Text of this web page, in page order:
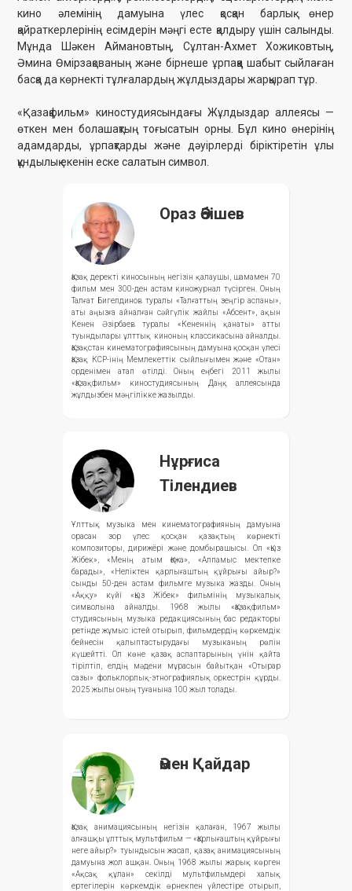
Ораз Әбішев
Қазақ деректі киносының негізін қалаушы, шамамен 70
фильм мен 300-ден астам киножурнал түсірген. Оның
Талғат Бигелдинов туралы «Талғаттың зеңгір аспаны»,
аты аңызға айналған сәйгүлік жайлы «Абсент», ақын
Кенен Әзірбаев туралы «Кененнің қанаты» атты
туындылары ұлттық киноның классикасына айналды.
Қазақстан кинематографиясының дамуына қосқан үлесі
Қазақ КСР-інің Мемлекеттік сыйлығымен және «Отан»
орденімен атап өтілді. Оның еңбегі 2011 жылы
«Қазақфильм» киностудиясының Даңқ аллеясында
жұлдызбен мәңгілікке жазылды.
Нұрғиса
Тілендиев
Ұлттық музыка мен кинематографияның дамуына
орасан зор үлес қосқан қазақтың көрнекті
композиторы, дирижёрі және домбырашысы. Ол «Қыз
Жібек», «Менің атым Қожа», «Алпамыс мектепке
барады», «Неліктен қарлығаштың құйрығы айыр?»
сынды 50-ден астам фильмге музыка жазды. Оның
«Аққу» күйі «Қыз Жібек» фильмінің музыкалық
символына айналды. 1968 жылы «Қазақфильм»
студиясының музыка редакциясының бас редакторы
ретінде жұмыс істей отырып, фильмдердің көркемдік
бейнесін қалыптастырудағы музыканың рөлін
күшейтті. Ол көне қазақ аспаптарының үнін қайта
тірілтіп, елдің мәдени мұрасын байытқан «Отырар
сазы» фольклорлық-этнографиялық оркестрін құрды.
2025 жылы оның туғанына 100 жыл толады.
Әмен Қайдар
Қазақ анимациясының негізін қалаған, 1967 жылы
алғашқы ұлттық мультфильм — «Қарлығаштың құйрығы
неге айыр?» туындысын жасап, қазақ анимациясының
дамуына жол ашқан. Оның 1968 жылы жарық көрген
«Ақсақ құлан» секілді мультфильмдері халық
ертегілерін көркемдік өрнекпен үйлестіре отырып,